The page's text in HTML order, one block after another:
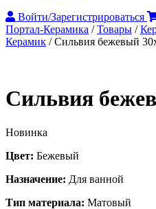
Войти/Зарегистрироваться
Портал-Керамика /Товары /
Керамик /Сильвия бежевый
Сильвия
Новинка
Цвет: Бежевый
Назначение: Для ванной
Тип материала: Матовый